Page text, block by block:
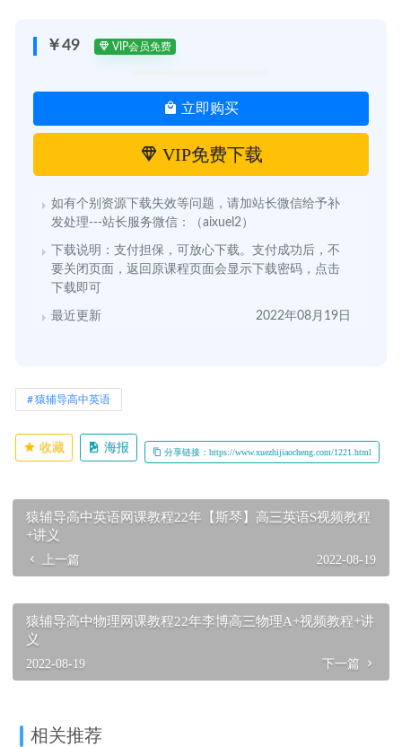
￥49 VIP会员免费
立即购买
VIP免费下载
如有个别资源下载失效等问题，请加站长微信给予补
发处理---站长服务微信：（aixuel2）
下载说明：支付担保，可放心下载。支付成功后，不
要关闭页面，返回原课程页面会显示下载密码，点击
下载即可
最近更新 2022年08月19日
猿辅导高中英语
收藏 海报 分享链接：https://www.xuezhijiaocheng.com/1221.html
猿辅导高中英语网课教程22年【斯琴】高三英语S视频教程
+讲义
上一篇 2022-08-19
猿辅导高中物理网课教程22年李博高三物理A+视频教程+讲
义
2022-08-19 下一篇
相关推荐